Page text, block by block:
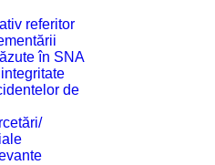
referitor
în SNA
de